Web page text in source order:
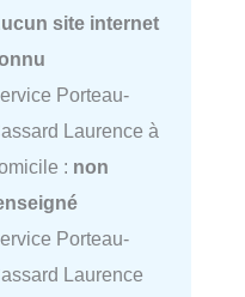
site internet
Porteau-
Laurence à
: non
Porteau-
Laurence